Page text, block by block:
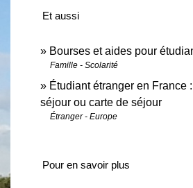
Et aussi
Bourses et aides pour
Famille - Scolarité
Étudiant étranger en France
séjour ou carte de séjour
Étranger - Europe
Pour en savoir plus